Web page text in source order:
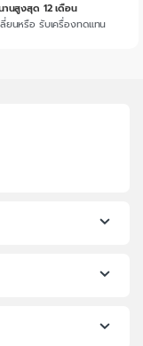
านสูงสุด 12 เดือน
ยนหรือ รับเครื่องทดแทน